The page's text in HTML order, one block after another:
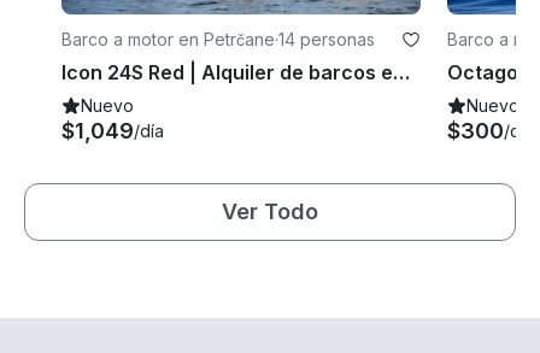
Barco a motor en Petrčane·14 personas
Icon 24S Red | Alquiler de barcos en Petrčane, Croacia
Nuevo
$1,049/día
Barco a
Nuevo
$300/día
Ver Todo